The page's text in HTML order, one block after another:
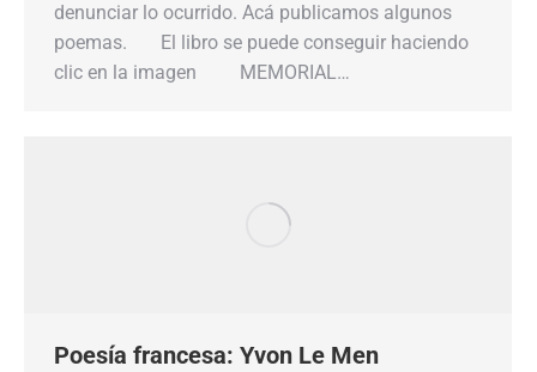
denunciar lo ocurrido. Acá publicamos algunos
poemas. El libro se puede conseguir haciendo
clic en la imagen MEMORIAL…
Poesía francesa: Yvon Le Men